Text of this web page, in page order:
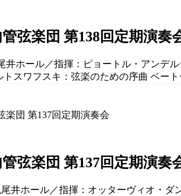
弦楽団 第138回定期演奏
井ホール／指揮：ピョートル・アンデ
トスワフスキ：弦楽のための序曲 ベー
弦楽団 第137回定期演奏
尾井ホール／指揮：オッターヴィオ・